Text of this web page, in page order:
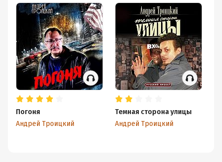
Погоня
Андрей Троицкий
Темная сторона улицы
Андрей Троицкий